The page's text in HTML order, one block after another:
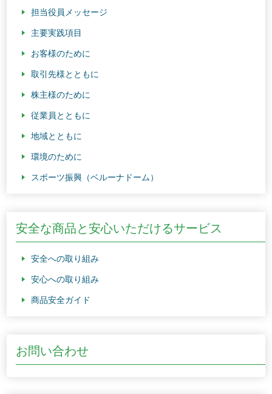
担当役員メッセージ
主要実践項目
お客様のために
取引先様とともに
株主様のために
従業員とともに
地域とともに
環境のために
スポーツ振興（ベルーナドーム）
安全な商品と安心いただけるサービス
安全への取り組み
安心への取り組み
商品安全ガイド
お問い合わせ